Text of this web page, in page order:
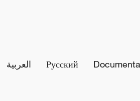
العربية Русский